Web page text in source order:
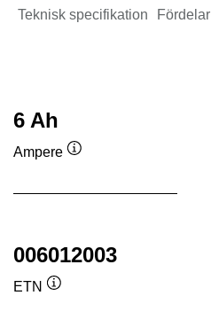
Teknisk specifikation Fördelar
6 Ah
Ampere
006012003
ETN